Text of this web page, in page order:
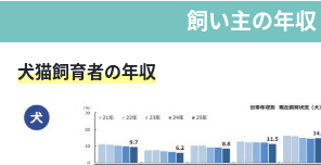
飼い主の年収
犬猫飼育者の年収